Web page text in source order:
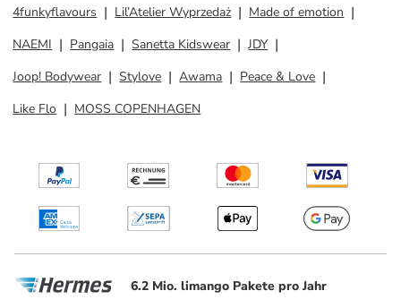
4funkyflavours
Lil’Atelier Wyprzedaż
Made of emotion
NAEMI
Pangaia Sanetta Kidswear
JDY
Joop! Bodywear
Stylove Awama
Peace & Love
Like Flo
MOSS COPENHAGEN
6.2 Mio. limango Pakete pro Jahr